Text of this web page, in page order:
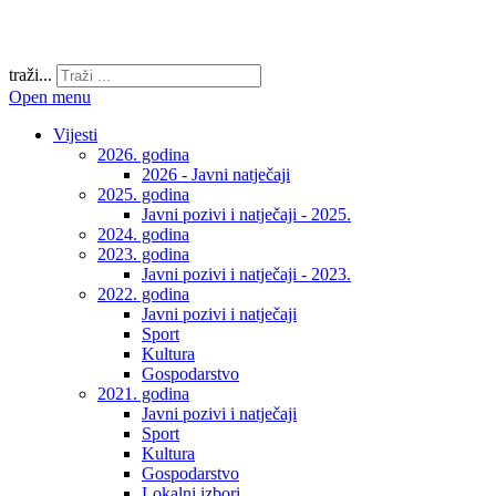
traži...
Open menu
Vijesti
2026. godina
2026 - Javni natječaji
2025. godina
Javni pozivi i natječaji - 2025.
2024. godina
2023. godina
Javni pozivi i natječaji - 2023.
2022. godina
Javni pozivi i natječaji
Sport
Kultura
Gospodarstvo
2021. godina
Javni pozivi i natječaji
Sport
Kultura
Gospodarstvo